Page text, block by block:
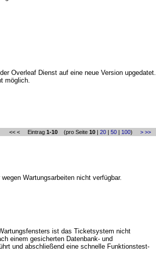
Overleaf Dienst auf eine neue Version upgedatet.
möglich.
<< < Eintrag 1-10 (pro Seite 10 | 20 | 50 | 100) > >>
Wartungsarbeiten nicht verfügbar.
ist das Ticketsystem nicht
einem gesicherten Datenbank- und
und abschließend eine schnelle Funktionstest-